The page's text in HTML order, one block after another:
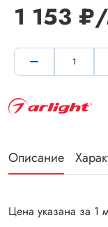
1 153
Описание
Цена указана за 1